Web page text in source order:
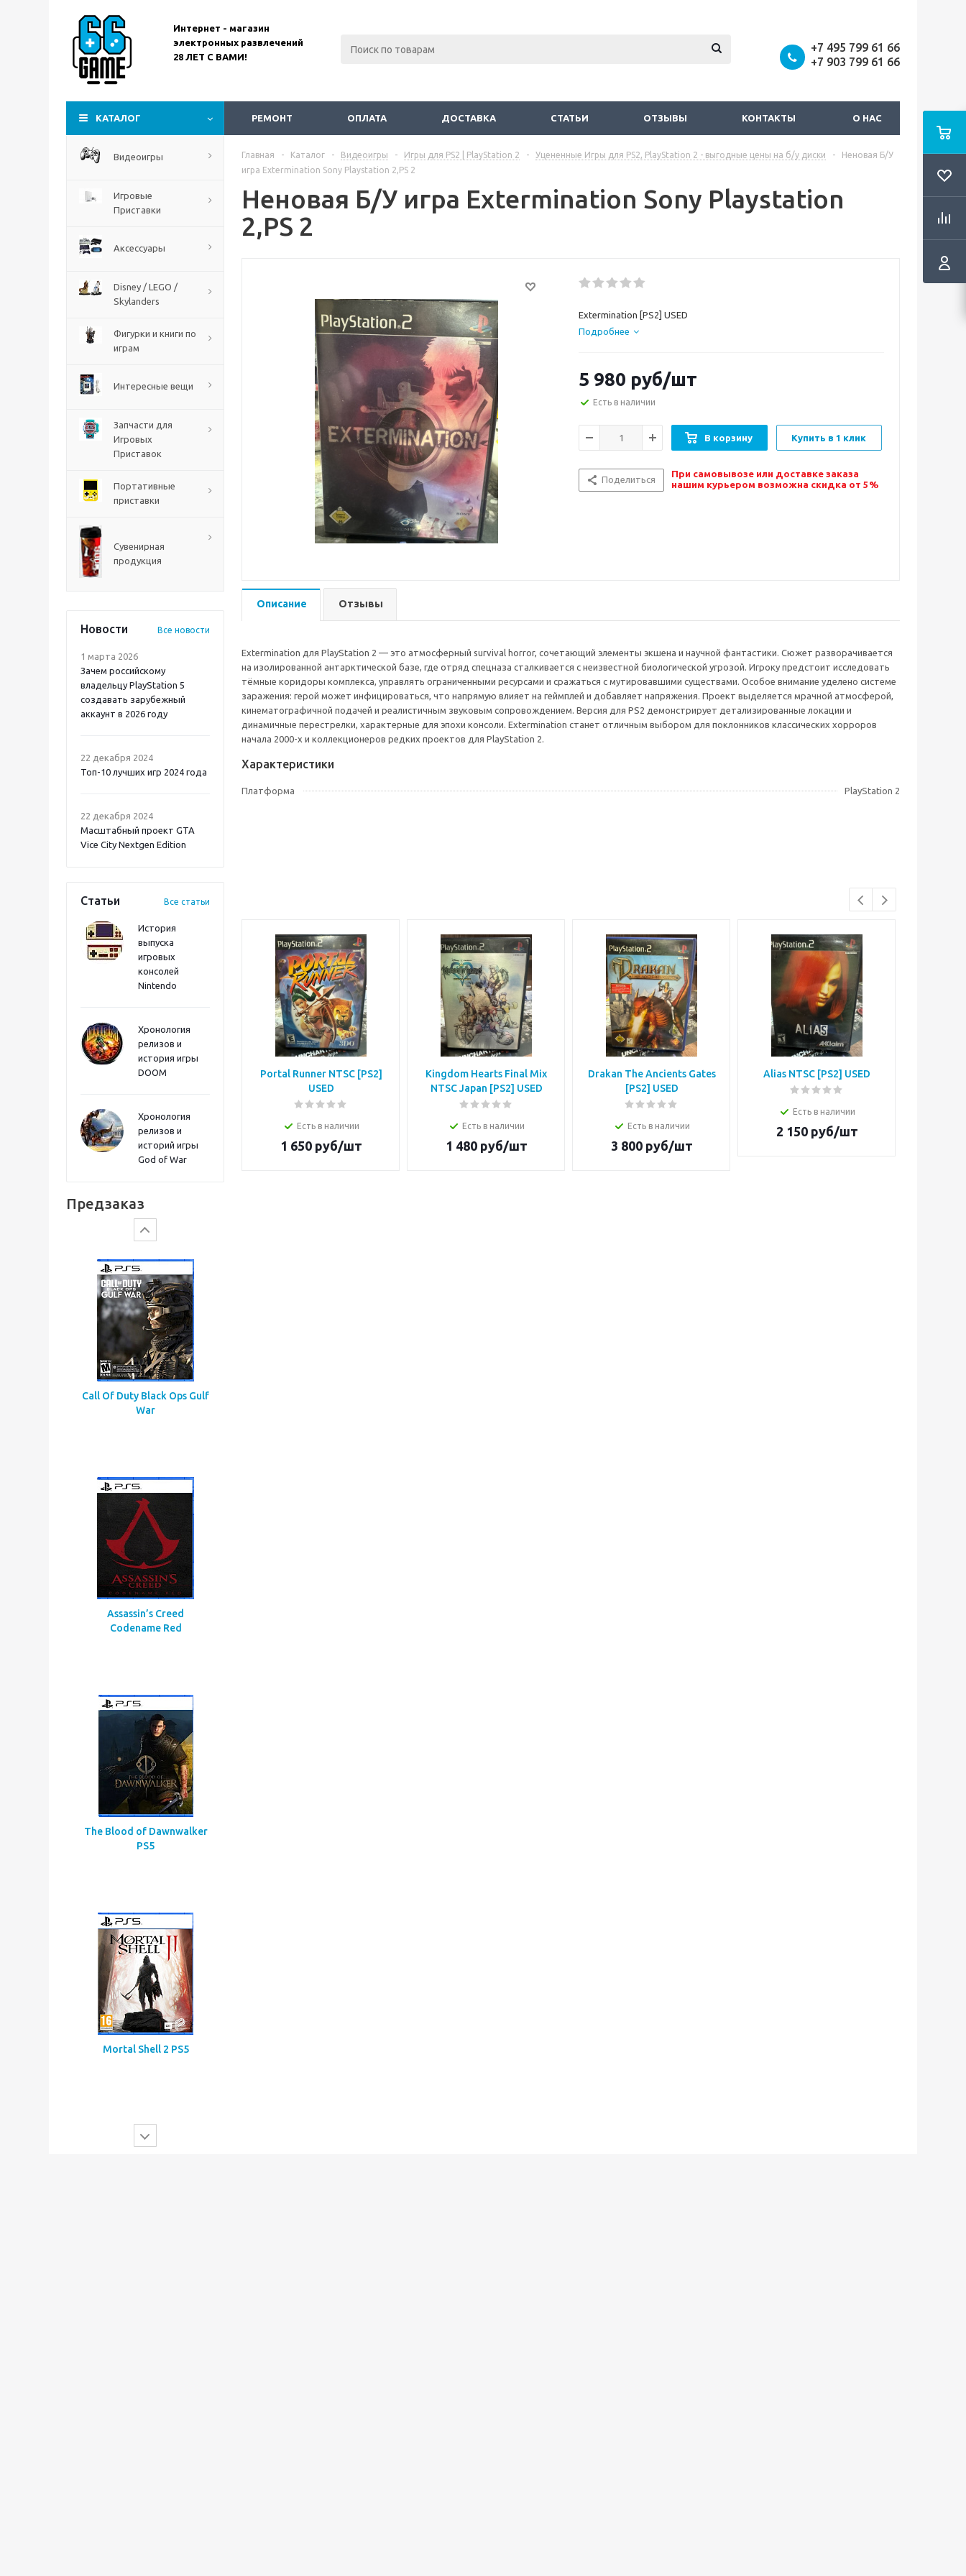
Интернет - магазин
электронных развлечений
28 ЛЕТ С ВАМИ!
+7 495 799 61 66
+7 903 799 61 66
КАТАЛОГ РЕМОНТ ОПЛАТА ДОСТАВКА СТАТЬИ ОТЗЫВЫ КОНТАКТЫ О НАС
Видеоигры
Игровые
Приставки
Аксессуары
Disney / LEGO /
Skylanders
Фигурки и книги по
играм
Интересные вещи
Запчасти для
Игровых
Приставок
Портативные
приставки
Сувенирная
продукция
Новости Все новости
1 марта 2026
Зачем российскому
владельцу PlayStation 5
создавать зарубежный
аккаунт в 2026 году
22 декабря 2024
Топ-10 лучших игр 2024 года
22 декабря 2024
Масштабный проект GTA
Vice City Nextgen Edition
Статьи Все статьи
История
выпуска
игровых
консолей
Nintendo
Хронология
релизов и
история игры
DOOM
Хронология
релизов и
историй игры
God of War
Предзаказ
The Blood of Dawnwalker
Onimusha: Way of the
Sword PS5
Call Of Duty Black Ops Gulf
War
Assassin’s Creed
Codename Red
The Blood of Dawnwalker
PS5
Mortal Shell 2 PS5
Главная - Каталог - Видеоигры - Игры для PS2 | PlayStation 2 - Уцененные Игры для PS2, PlayStation 2 - выгодные цены на б/у диски -
Неновая Б/У
игра Extermination Sony Playstation 2,PS 2
Неновая Б/У игра Extermination Sony Playstation
2,PS 2
Extermination [PS2] USED
Подробнее
5 980 руб/шт
Есть в наличии
В корзину Купить в 1 клик
Поделиться
При самовывозе или доставке заказа
нашим курьером возможна скидка от 5%
Описание Отзывы
Extermination для PlayStation 2 — это атмосферный survival horror, сочетающий элементы экшена и научной фантастики. Сюжет разворачивается
на изолированной антарктической базе, где отряд спецназа сталкивается с неизвестной биологической угрозой. Игроку предстоит исследовать
тёмные коридоры комплекса, управлять ограниченными ресурсами и сражаться с мутировавшими существами. Особое внимание уделено системе
заражения: герой может инфицироваться, что напрямую влияет на геймплей и добавляет напряжения. Проект выделяется мрачной атмосферой,
кинематографичной подачей и реалистичным звуковым сопровождением. Версия для PS2 демонстрирует детализированные локации и
динамичные перестрелки, характерные для эпохи консоли. Extermination станет отличным выбором для поклонников классических хорроров
начала 2000-х и коллекционеров редких проектов для PlayStation 2.
Характеристики
Платформа PlayStation 2
Portal Runner NTSC [PS2]
USED
Есть в наличии
1 650руб/шт
Kingdom Hearts Final Mix
NTSC Japan [PS2] USED
Есть в наличии
1 480руб/шт
Drakan The Ancients Gates
[PS2] USED
Есть в наличии
3 800руб/шт
Alias NTSC [PS2] USED
Есть в наличии
2 150руб/шт